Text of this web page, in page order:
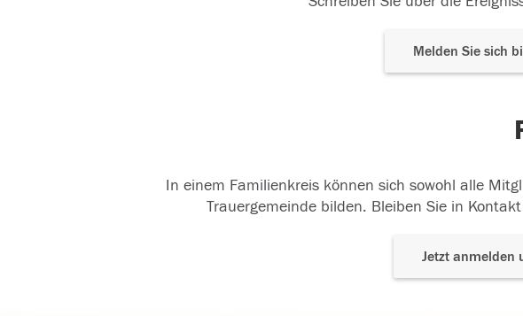
Melden Sie sich
In einem Familienkreis können sich sowohl alle
Trauergemeinde bilden. Bleiben Sie in
Jetzt anmelden